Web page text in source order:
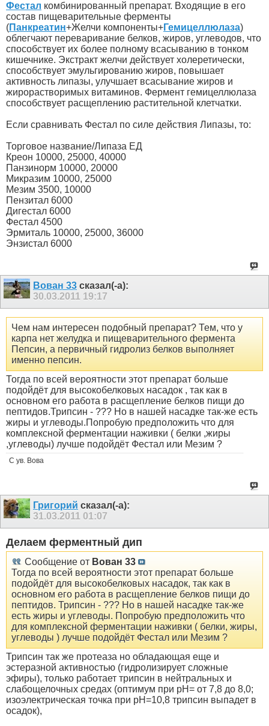
Фестал комбинированный препарат. Входящие в его
состав пищеварительные ферменты
(Панкреатин+Желчи компоненты+Гемицеллюлаза)
облегчают переваривание белков, жиров, углеводов, что
способствует их более полному всасыванию в тонком
кишечнике. Экстракт желчи действует холеретически,
способствует эмульгированию жиров, повышает
активность липазы, улучшает всасывание жиров и
жирорастворимых витаминов. Фермент гемицеллюлаза
способствует расщеплению растительной клетчатки.
Если сравнивать Фестал по силе действия Липазы, то:
Торговое название/Липаза ЕД
Креон 10000, 25000, 40000
Панзинорм 10000, 20000
Микразим 10000, 25000
Мезим 3500, 10000
Пензитал 6000
Дигестал 6000
Фестал 4500
Эрмиталь 10000, 25000, 36000
Энзистал 6000
Вован 33 сказал(-а):
30.03.2011 19:17
Чем нам интересен подобный препарат? Тем, что у
карпа нет желудка и пищеварительного фермента
Пепсин, а первичный гидролиз белков выполняет
именно пепсин.
Тогда по всей вероятности этот препарат больше
подойдёт для высокобелковых насадок , так как в
основном его работа в расщепление белков пищи до
пептидов.Трипсин - ??? Но в нашей насадке так-же есть
жиры и углеводы.Попробую предположить что для
комплексной ферментации наживки ( белки ,жиры
,углеводы) лучше подойдёт Фестал или Мезим ?
С ув. Вова
Григорий сказал(-а):
31.03.2011 01:07
Делаем ферментный дип
Сообщение от Вован 33
Тогда по всей вероятности этот препарат больше
подойдёт для высокобелковых насадок, так как в
основном его работа в расщепление белков пищи до
пептидов. Трипсин - ??? Но в нашей насадке так-же
есть жиры и углеводы. Попробую предположить что
для комплексной ферментации наживки ( белки, жиры,
углеводы ) лучше подойдёт Фестал или Мезим ?
Трипсин так же протеаза но обладающая еще и
эстеразной активностью (гидролизирует сложные
эфиры), только работает трипсин в нейтральных и
слабощелочных средах (оптимум при рН= от 7,8 до 8,0;
изоэлектрическая точка при рН=10,8 трипсин выпадет в
осадок),